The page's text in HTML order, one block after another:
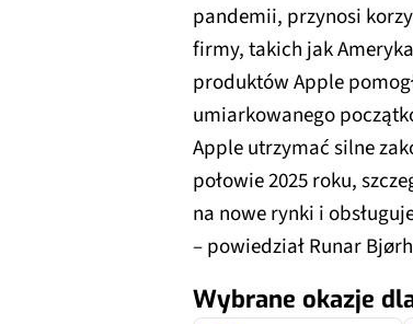
pandemii, przynosi
firmy, takich jak
produktów Apple
umiarkowanego
Apple utrzymać silne
połowie 2025 roku,
na nowe rynki i
– powiedział Runar
Wybrane okazje